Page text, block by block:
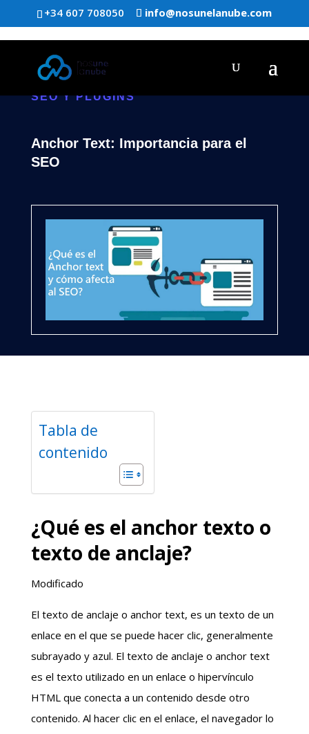
+34 607 708050 info@nosunelanube.com
SEO Y PLUGINS
Anchor Text: Importancia para el
SEO
Tabla de
contenido
¿Qué es el anchor texto o
texto de anclaje?
Modificado
El texto de anclaje o anchor text, es un texto de un
enlace en el que se puede hacer clic, generalmente
subrayado y azul. El texto de anclaje o anchor text
es el texto utilizado en un enlace o hipervínculo
HTML que conecta a un contenido desde otro
contenido. Al hacer clic en el enlace, el navegador lo